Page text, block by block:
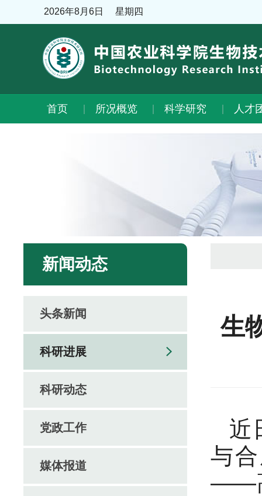
2026年8月6日 星期四
首页 所况概览 科学研究 人才
新闻动态
头条新闻
科研进展
科研动态
党政工作
媒体报道
生
近
与
——